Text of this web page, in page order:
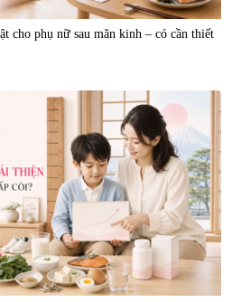
cho phụ nữ sau mãn kinh – có cần thiết